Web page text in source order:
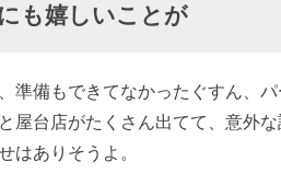
も嬉しいことが
準備もできてなかったぐすん、
台店がたくさん出てて、意外
はありそうよ。